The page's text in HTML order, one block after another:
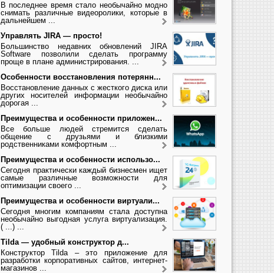
В последнее время стало необычайно модно
снимать различные видеоролики, которые в
дальнейшем ...
Управлять JIRA — просто!
Большинство недавних обновлений JIRA
Software позволили сделать программу
проще в плане администрирования. ...
Особенности восстановления потерянн...
Восстановление данных с жесткого диска или
других носителей информации необычайно
дорогая ...
Преимущества и особенности приложен...
Все больше людей стремится сделать
общение с друзьями и близкими
родственниками комфортным ...
Преимущества и особенности использо...
Сегодня практически каждый бизнесмен ищет
самые различные возможности для
оптимизации своего ...
Преимущества и особенности виртуали...
Сегодня многим компаниям стала доступна
необычайно выгодная услуга виртуализация.
( ...) ...
Tilda — удобный конструктор д...
Конструктор Tilda – это приложение для
разработки корпоративных сайтов, интернет-
магазинов ...